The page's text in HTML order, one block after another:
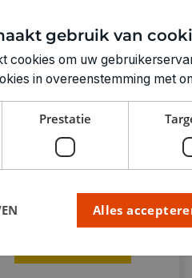
gebruik van
cookies om uw
in overeenstemming met
Prestatie
Alles